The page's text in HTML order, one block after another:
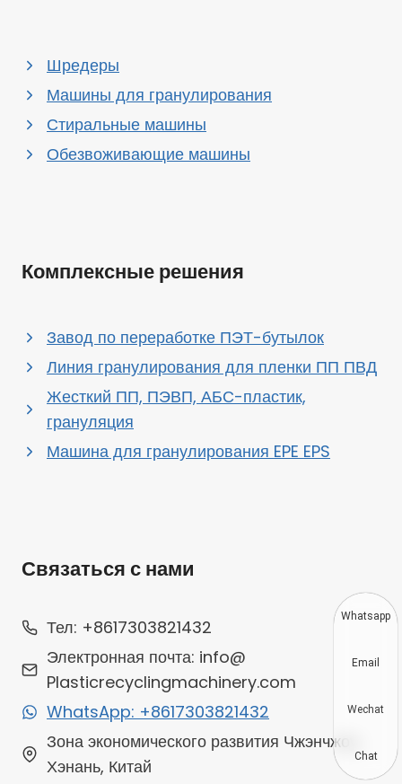
Шредеры
Машины для гранулирования
Стиральные машины
Обезвоживающие машины
Комплексные решения
Завод по переработке ПЭТ-бутылок
Линия гранулирования для пленки ПП ПВД
Жесткий ПП, ПЭВП, АБС-пластик,
грануляция
Машина для гранулирования EPE EPS
Связаться с нами
Тел: +8617303821432
Электронная почта: info@
Plasticrecyclingmachinery.com
WhatsApp: +8617303821432
Зона экономического развития Чжэнчжоу,
Хэнань, Китай
Whatsapp
Email
Wechat
Chat